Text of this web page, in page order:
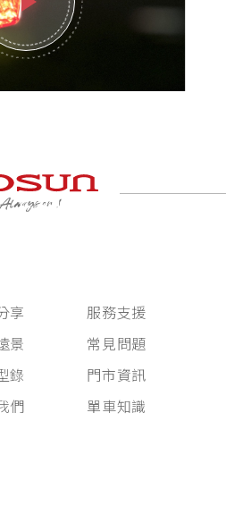
享
服務支援
景
常見問題
錄
門市資訊
們
單車知識